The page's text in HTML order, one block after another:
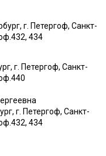
г. Петергоф, Санкт-
434
г. Петергоф, Санкт-
г. Петергоф, Санкт-
434